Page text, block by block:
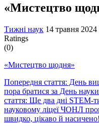
«Мистецтво
Тижні наук 14 травня 2024
Ratings
(0)
«Мистецтво щодня»
Попередня стаття: День
пора братися за День
стаття: Ще два дні STEM-
науковому ліцеї ЧОНЛ
швидко, цікаво й насичено!